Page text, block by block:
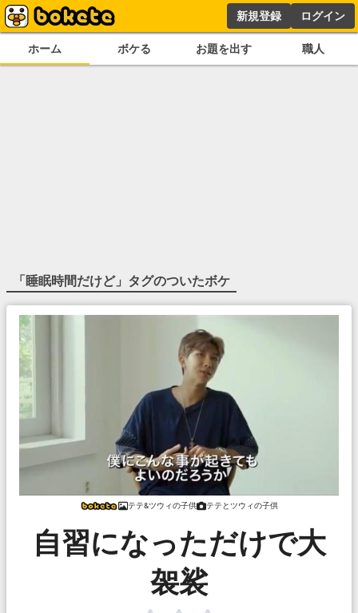
新規登録 ログイン
ホーム ボケる お題を出す 職人
「睡眠時間だけど」タグのついたボケ
テテ&ツウィの子供 テテとツウィの子供
自習になっただけで大
袈裟